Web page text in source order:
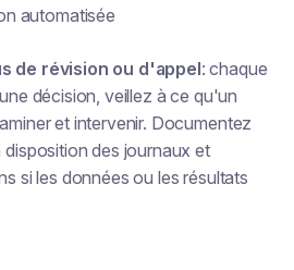
automatisée
de révision ou d'appel: chaque
décision, veillez à ce qu'un
et intervenir. Documentez
des journaux et
si les données ou les résultats